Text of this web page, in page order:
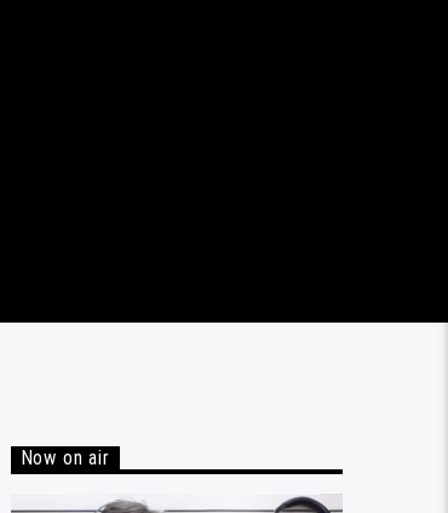
Now on air